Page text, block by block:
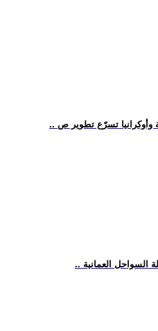
وأوكرانيا تسرّع تطوير ص
السواحل العمانية